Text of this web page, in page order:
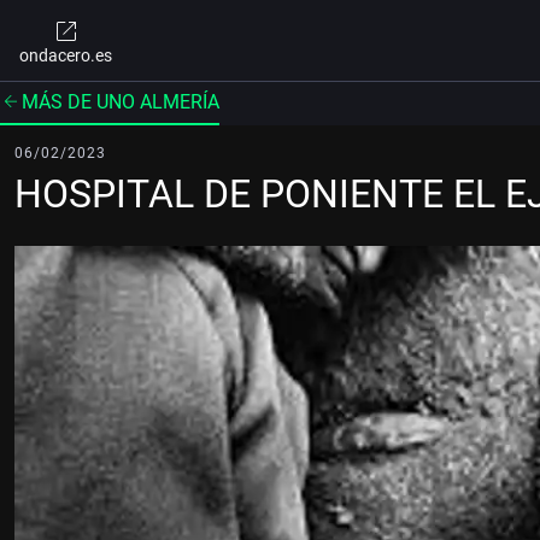
ondacero.es
MÁS DE UNO ALMERÍA
06/02/2023
HOSPITAL DE PONIENTE EL